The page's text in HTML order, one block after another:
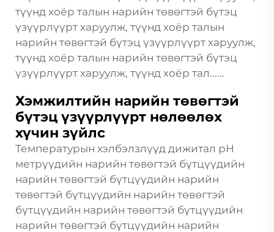
түүнд хоёр талын нарийн төвөгтэй бүтэц
үзүүрлүүрт харуулж, түүнд хоёр талын
нарийн төвөгтэй бүтэц үзүүрлүүрт харуулж,
түүнд хоёр талын нарийн төвөгтэй бүтэц
үзүүрлүүрт харуулж, түүнд хоёр тал......
Хэмжилтийн нарийн төвөгтэй
бүтэц үзүүрлүүрт нөлөөлөх
хүчин зүйлс
Температурын хэлбэлзлүүд дижитал pH
метрүүдийн нарийн төвөгтэй бүтцүүдийн
нарийн төвөгтэй бүтцүүдийн нарийн
төвөгтэй бүтцүүдийн нарийн төвөгтэй
бүтцүүдийн нарийн төвөгтэй бүтцүүдийн
нарийн төвөгтэй бүтцүүдийн нарийн